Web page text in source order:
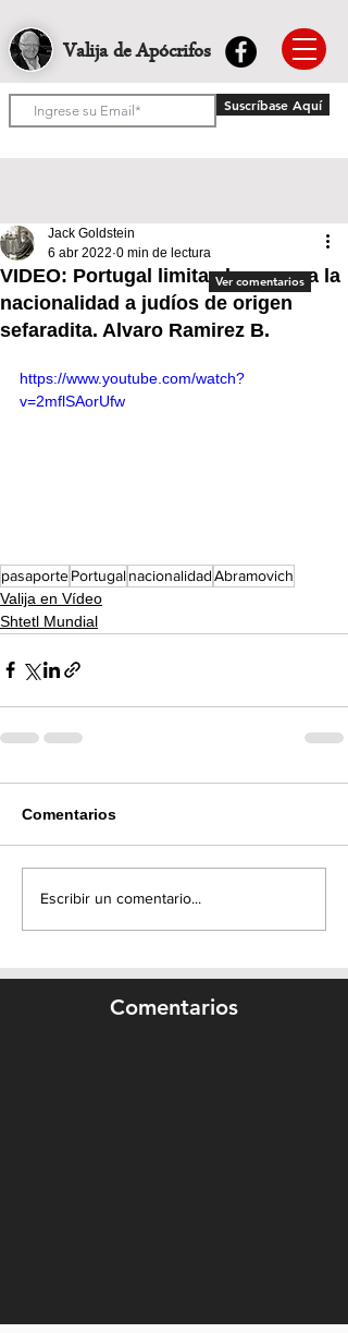
Valija de Apócrifos
Suscríbase Aquí
VIDEO: Portugal limita el acceso a la
nacionalidad a judíos de origen
sefaradita. Alvaro Ramirez B.
Jack Goldstein
6 abr 2022 0 min de lectura
https://www.youtube.com/watch?
v=2mflSAorUfw
pasaportePortugalnacionalidadAbramovich
Valija en Vídeo
Shtetl Mundial
Comentarios
Escribir un comentario...
Ver comentarios
Comentarios